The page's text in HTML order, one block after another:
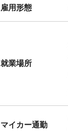
雇用形態
就業場所
マイカー通勤